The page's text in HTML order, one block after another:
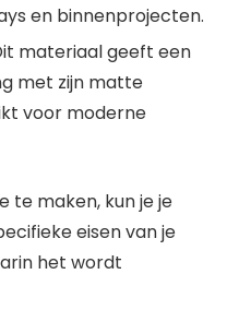
en binnenprojecten.
materiaal geeft een
met zijn matte
voor moderne
te maken, kun je je
eisen van je
het wordt